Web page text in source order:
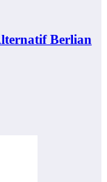
Berlian